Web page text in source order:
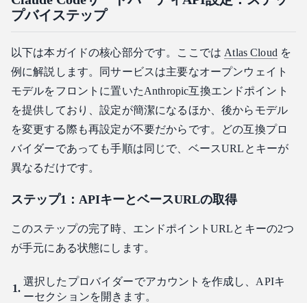
プバイステップ
以下は本ガイドの核心部分です。ここでは Atlas Cloud を
例に解説します。同サービスは主要なオープンウェイト
モデルをフロントに置いたAnthropic互換エンドポイント
を提供しており、設定が簡潔になるほか、後からモデル
を変更する際も再設定が不要だからです。どの互換プロ
バイダーであっても手順は同じで、ベースURLとキーが
異なるだけです。
ステップ1：APIキーとベースURLの取得
このステップの完了時、エンドポイントURLとキーの2つ
が手元にある状態にします。
選択したプロバイダーでアカウントを作成し、APIキ
ーセクションを開きます。